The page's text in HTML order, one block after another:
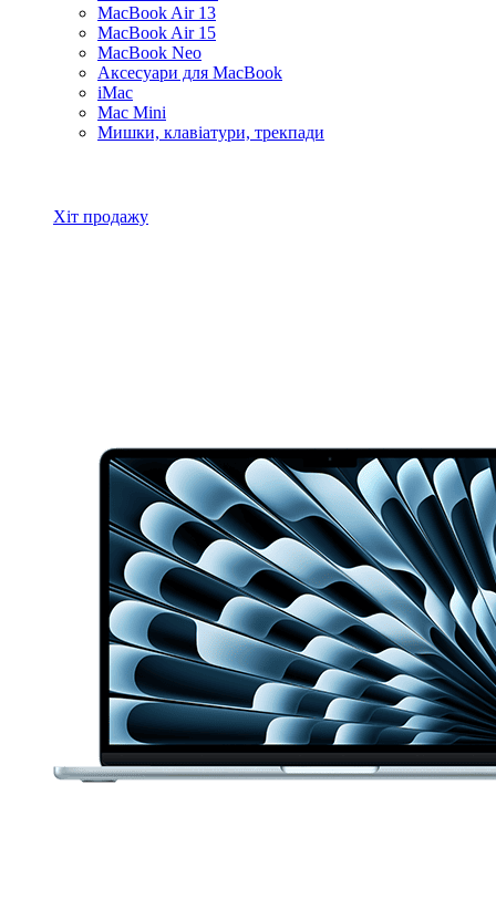
MacBook Air 13
MacBook Air 15
MacBook Neo
Аксесуари для MacBook
iMac
Mac Mini
Мишки, клавіатури, трекпади
Хіт продажу